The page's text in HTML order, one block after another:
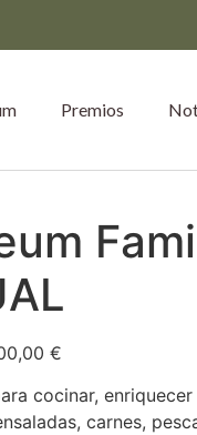
Premios
€
cocinar,
carnes,